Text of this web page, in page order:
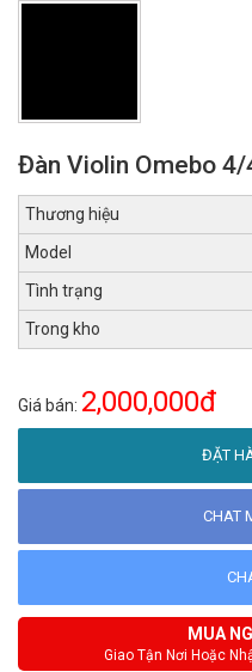
Đàn Violin Omebo 4/
Thương hiệu
Model
Tình trạng
Trong kho
Giá bán: 2,000,000đ
ĐẶT
CHAT
MUA
Giao Tận Nơi Hoặc